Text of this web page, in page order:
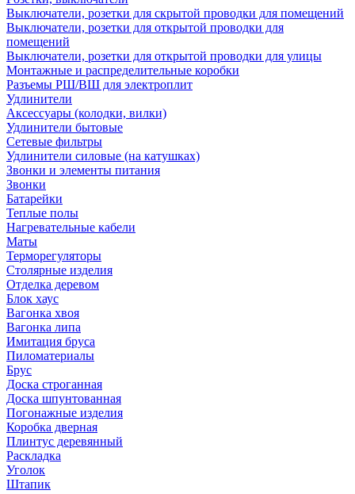
Выключатели, розетки для скрытой проводки для помещений
Выключатели, розетки для открытой проводки для
помещений
Выключатели, розетки для открытой проводки для улицы
Монтажные и распределительные коробки
Разъемы РШ/ВШ для электроплит
Удлинители
Аксессуары (колодки, вилки)
Удлинители бытовые
Сетевые фильтры
Удлинители силовые (на катушках)
Звонки и элементы питания
Звонки
Батарейки
Теплые полы
Нагревательные кабели
Маты
Терморегуляторы
Столярные изделия
Отделка деревом
Блок хаус
Вагонка хвоя
Вагонка липа
Имитация бруса
Пиломатериалы
Брус
Доска строганная
Доска шпунтованная
Погонажные изделия
Коробка дверная
Плинтус деревянный
Раскладка
Уголок
Штапик